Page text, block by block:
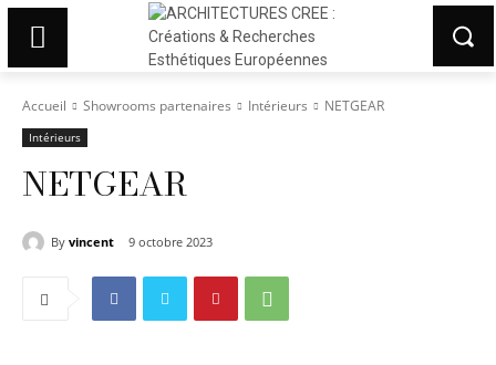
Accueil Showrooms partenaires Intérieurs NETGEAR
Intérieurs
NETGEAR
By vincent 9 octobre 2023